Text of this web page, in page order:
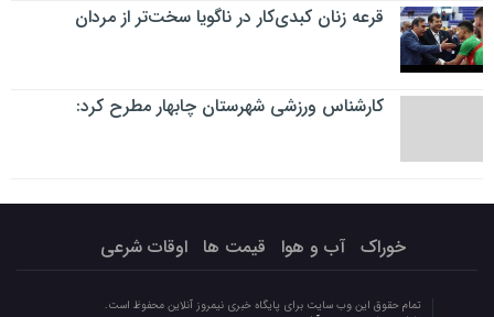
قرعه زنان کبدی‌کار در ناگویا سخت‌تر از مردان
کارشناس ورزشی شهرستان چابهار مطرح کرد:
خوراک آب و هوا قیمت ها اوقات شرعی
تمام حقوق این وب سایت برای پایگاه خبری نیمروز آنلاین محفوظ است.